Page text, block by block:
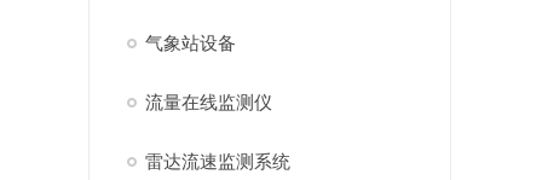
气象站设备
流量在线监测仪
雷达流速监测系统